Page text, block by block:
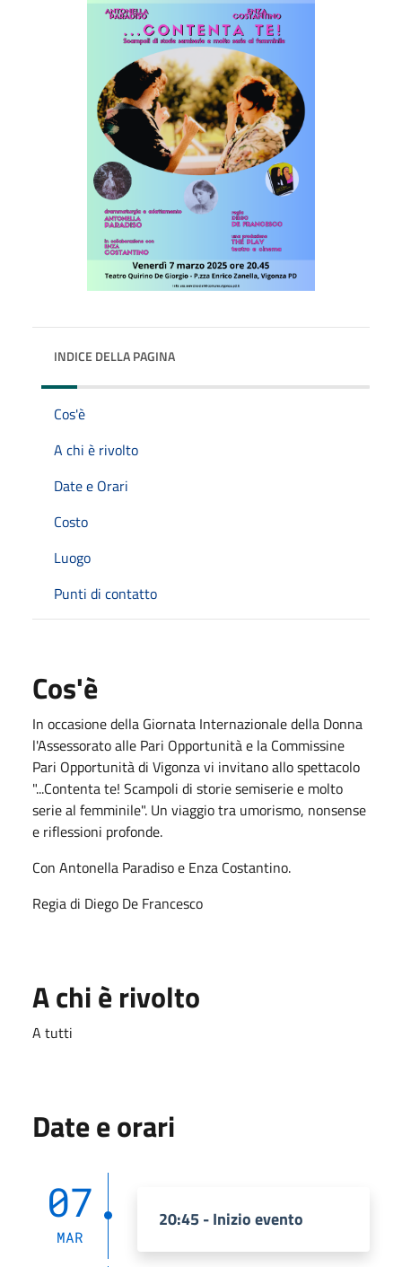
INDICE DELLA PAGINA
Cos'è
A chi è rivolto
Date e Orari
Costo
Luogo
Punti di contatto
Cos'è
In occasione della Giornata Internazionale della Donna
l'Assessorato alle Pari Opportunità e la Commissine
Pari Opportunità di Vigonza vi invitano allo spettacolo
"...Contenta te! Scampoli di storie semiserie e molto
serie al femminile". Un viaggio tra umorismo, nonsense
e riflessioni profonde.
Con Antonella Paradiso e Enza Costantino.
Regia di Diego De Francesco
A chi è rivolto
A tutti
Date e orari
07
MAR
20:45 - Inizio evento